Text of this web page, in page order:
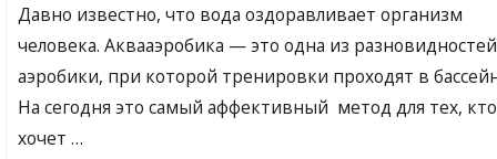
Давно известно, что вода оздоравливает организм
человека. Аквааэробика — это одна из разновидностей
аэробики, при которой тренировки проходят в
На сегодня это самый аффективный метод для тех, кто
хочет …